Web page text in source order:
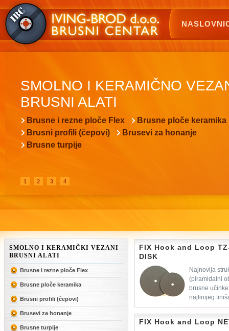
SMOLNO I KERAMIČNO
BRUSNI ALATI
Brusne i rezne ploče Flex
Brusne ploče keramika
Brusni profili (čepovi)
Brusevi za honanje
Brusne turpije
1 2 3 4
SMOLNO I KERAMIČKI VEZANI
BRUSNI ALATI
Brusne i rezne ploče Flex
Brusne ploče keramika
Brusni profili (čepovi)
Brusevi za honanje
Brusne turpije
FIX Hook and Loop
DISK
Najnovija
(piramidalni
brusne
najfinijeg
specijalni nosač diska sa
brusilicama varijabilnih okretaja.
FIX Hook and Loop